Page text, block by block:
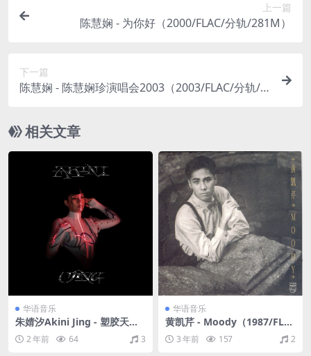
上一篇
陈慧娴 - 为你好（2000/FLAC/分轨/281M）
下一篇
陈慧娴 - 陈慧娴珍演唱会2003（2003/FLAC/分轨/8
相关文章
华语音乐
朱婧汐Akini Jing - 塑胶天堂
（2020/FLAC/分轨/337M）
2 年前 64 3
华语音乐
黄凯芹 - Moody（1987/FLA
C/分轨/232M）
3 年前 157 2